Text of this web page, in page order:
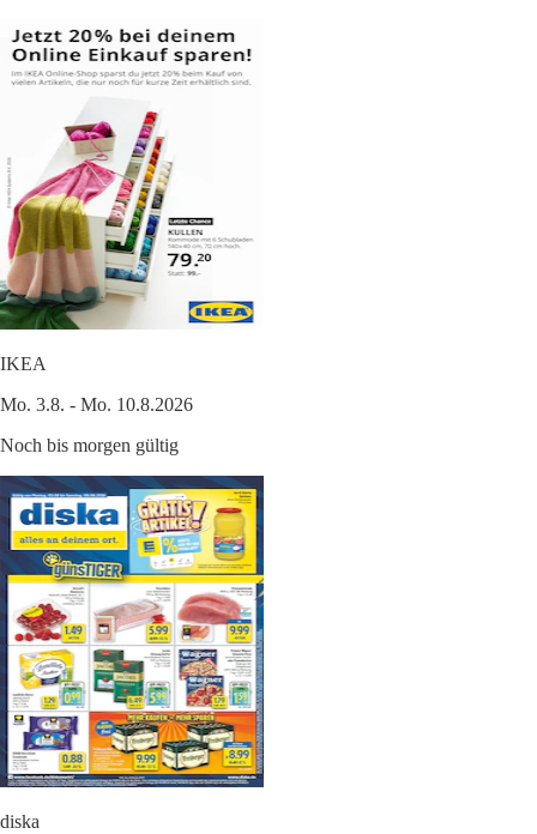
IKEA
Mo. 3.8. - Mo. 10.8.2026
Noch bis morgen gültig
diska